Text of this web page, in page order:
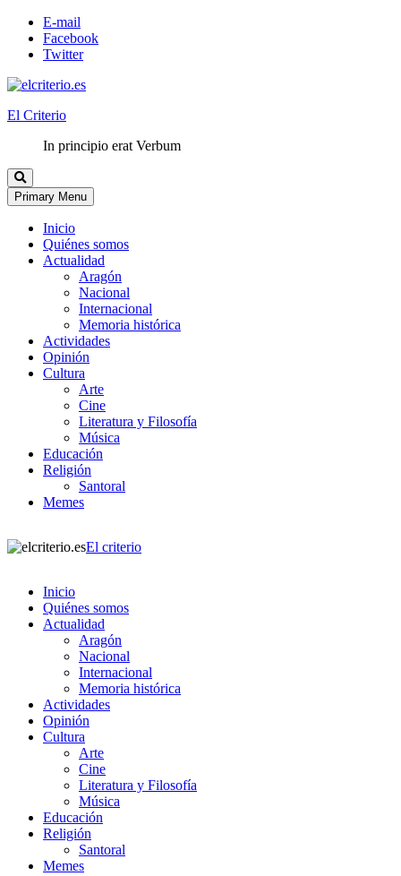
E-mail
Facebook
Twitter
El Criterio
In principio erat Verbum
Primary Menu
Inicio
Quiénes somos
Actualidad
Aragón
Nacional
Internacional
Memoria histórica
Actividades
Opinión
Cultura
Arte
Cine
Literatura y Filosofía
Música
Educación
Religión
Santoral
Memes
El criterio
Inicio
Quiénes somos
Actualidad
Aragón
Nacional
Internacional
Memoria histórica
Actividades
Opinión
Cultura
Arte
Cine
Literatura y Filosofía
Música
Educación
Religión
Santoral
Memes